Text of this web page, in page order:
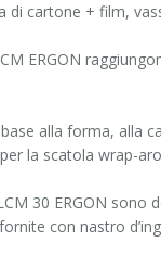
di cartone + film,
ERGON
alla forma, alla
la scatola wrap-
30 ERGON
con nastro